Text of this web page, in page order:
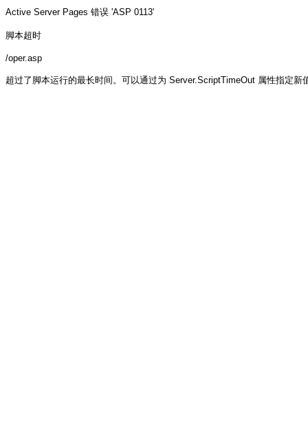
Active Server Pages 错误 'ASP 0113'
脚本超时
/oper.asp
超过了脚本运行的最长时间。可以通过为 Server.ScriptTimeOut 属性指定